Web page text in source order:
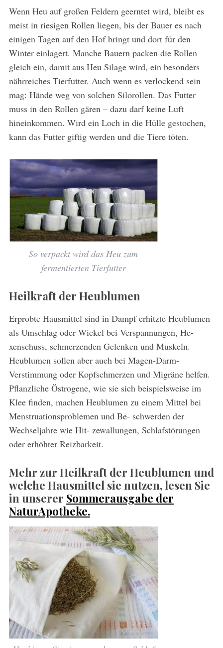
Wenn Heu auf großen Feldern geerntet wird, bleibt es
meist in riesigen Rollen liegen, bis der Bauer es nach
einigen Tagen auf den Hof bringt und dort für den
Winter einlagert. Manche Bauern packen die Rollen
gleich ein, damit aus Heu Silage wird, ein besonders
nährreiches Tierfutter. Auch wenn es verlockend sein
mag: Hände weg von solchen Silorollen. Das Futter
muss in den Rollen gären – dazu darf keine Luft
hineinkommen. Wird ein Loch in die Hülle gestochen,
kann das Futter giftig werden und die Tiere töten.
So verpackt wird das Heu zum
fermentierten Tierfutter
Heilkraft der Heublumen
Erprobte Hausmittel sind in Dampf erhitzte Heublumen
als Umschlag oder Wickel bei Verspannungen, He-
xenschuss, schmerzenden Gelenken und Muskeln.
Heublumen sollen aber auch bei Magen-Darm-
Verstimmung oder Kopfschmerzen und Migräne helfen.
Pflanzliche Östrogene, wie sie sich beispielsweise im
Klee finden, machen Heublumen zu einem Mittel bei
Menstruationsproblemen und Be- schwerden der
Wechseljahre wie Hit- zewallungen, Schlafstörungen
oder erhöhter Reizbarkeit.
Mehr zur Heilkraft der Heublumen und
welche Hausmittel sie nutzen, lesen Sie
in unserer Sommerausgabe der
NaturApotheke.